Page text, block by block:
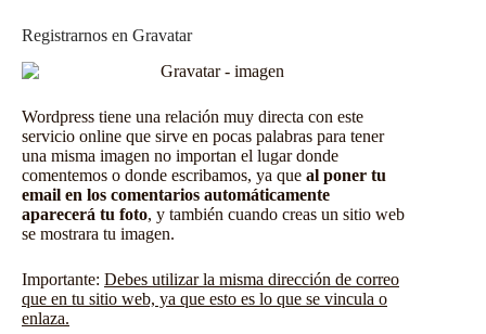
Registrarnos en Gravatar
Wordpress tiene una relación muy directa con este
servicio online que sirve en pocas palabras para tener
una misma imagen no importan el lugar donde
comentemos o donde escribamos, ya que al poner tu
email en los comentarios automáticamente
aparecerá tu foto, y también cuando creas un sitio web
se mostrara tu imagen.
Importante: Debes utilizar la misma dirección de correo
que en tu sitio web, ya que esto es lo que se vincula o
enlaza.